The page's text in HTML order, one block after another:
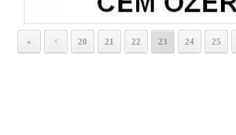
« < 20 21 22 23 24 25